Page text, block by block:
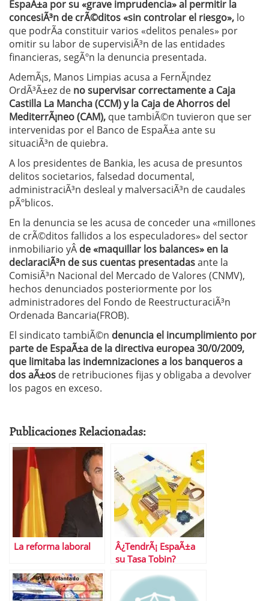
EspaÃ±a por su «grave imprudencia»al permitir la
concesiÃ³n de crÃ©ditos «sin controlar el riesgo», lo
que podrÃ­a constituir varios «delitos penales» por
omitir su labor de supervisiÃ³n de las entidades
financieras, segÃºn la denuncia presentada.
AdemÃ¡s, Manos Limpias acusa a FernÃ¡ndez
OrdÃ³Ã±ez de no supervisar correctamente a Caja
Castilla La Mancha (CCM) y la Caja de Ahorros del
MediterrÃ¡neo (CAM), que tambiÃ©n tuvieron que ser
intervenidas por el Banco de EspaÃ±a ante su
situaciÃ³n de quiebra.
A los presidentes de Bankia, les acusa de presuntos
delitos societarios, falsedad documental,
administraciÃ³n desleal y malversaciÃ³n de caudales
pÃºblicos.
En la denuncia se les acusa de conceder una «millones
de crÃ©ditos fallidos a los especuladores» del sector
inmobiliario yÂ de «maquillar los balances» en la
declaraciÃ³n de sus cuentas presentadasante la
ComisiÃ³n Nacional del Mercado de Valores (CNMV),
hechos denunciados posteriormente por los
administradores del Fondo de ReestructuraciÃ³n
Ordenada Bancaria(FROB).
El sindicato tambiÃ©n denuncia el incumplimiento por
parte de EspaÃ±a de la directiva europea 30/0/2009,
que limitaba las indemnizaciones a los banqueros a
dos aÃ±os de retribuciones fijas y obligaba a devolver
los pagos en exceso.
Publicaciones Relacionadas:
La reforma laboral
Â¿TendrÃ¡ EspaÃ±a
su Tasa Tobin?